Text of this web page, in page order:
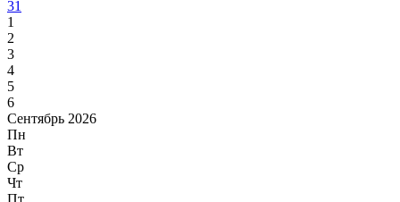
31
1
2
3
4
5
6
Сентябрь 2026
Пн
Вт
Ср
Чт